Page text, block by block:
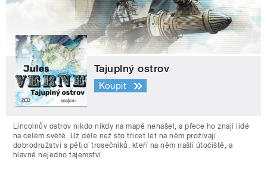
Tajuplný ostrov
Koupit
Lincolnův ostrov nikdo nikdy na mapě nenašel, a přece ho znají lidé
na celém světě. Už déle než sto třicet let na něm prožívají
dobrodružství s pěticí trosečníků, kteří na něm našli útočiště, a
hlavně nejedno tajemství.